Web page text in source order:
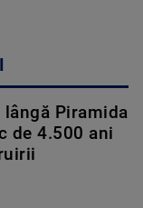
Piramida
de 4.500 ani